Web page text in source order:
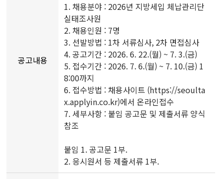
공고내용
1. 채용분야 : 2026년 지방세입 체납관리단
실태조사원
2. 채용인원 : 7명
3. 선발방법 : 1차 서류심사, 2차 면접심사
4. 공고기간 : 2026. 6. 22.(월) ~ 7. 3.(금)
5. 접수기간 : 2026. 7. 6.(월) ~ 7. 10.(금) 1
8:00까지
6. 접수방법 : 채용사이트 (https://seoulta
x.applyin.co.kr)에서 온라인접수
7. 세부사항 : 붙임 공고문 및 제출서류 양식
참조
붙임 1. 공고문 1부.
2. 응시원서 등 제출서류 1부.